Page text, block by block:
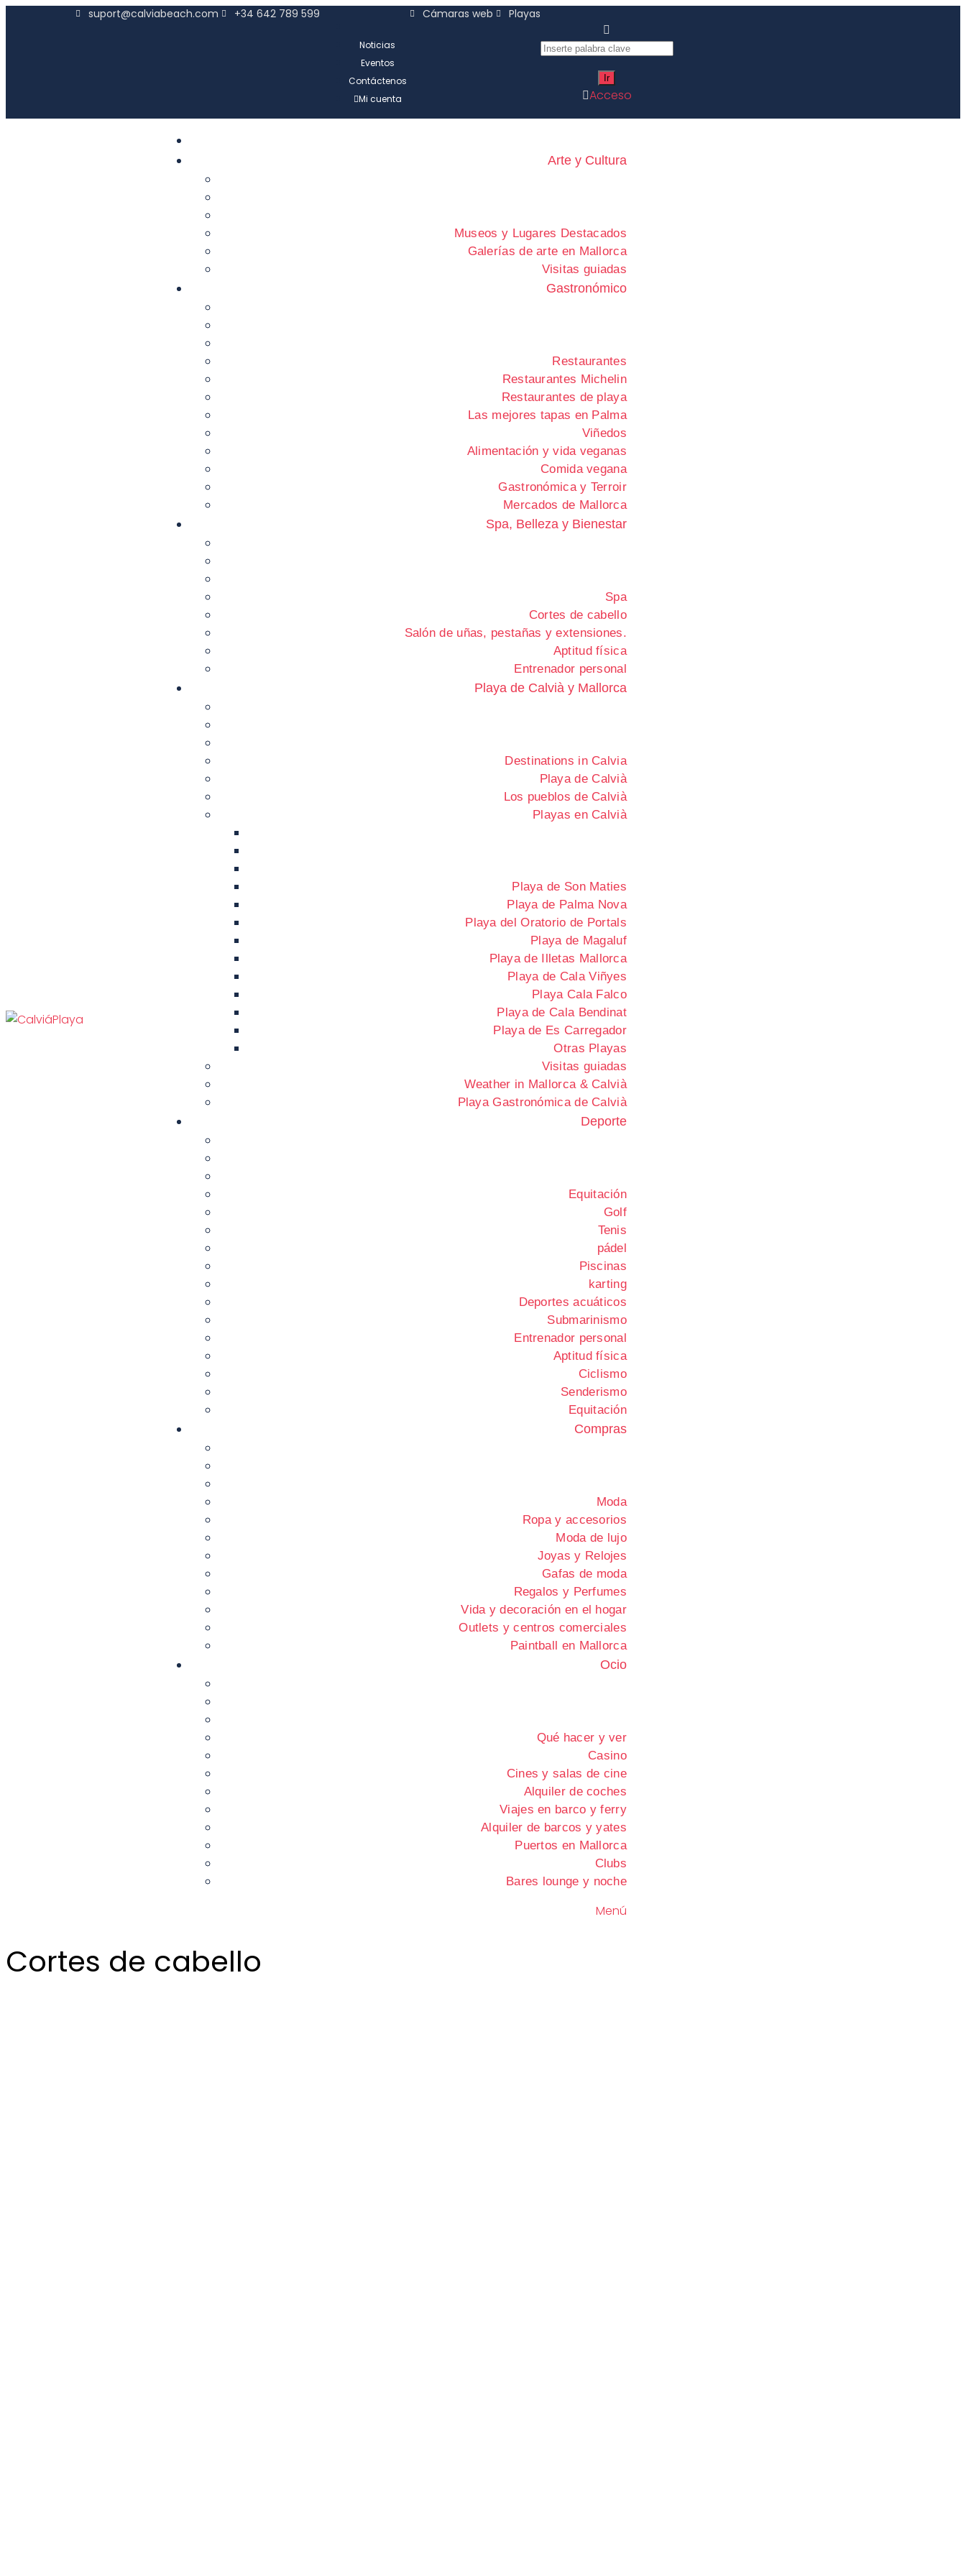
suport@calviabeach.com +34 642 789 599
Noticias
Eventos
Contáctenos
Mi cuenta
Cámaras web Playas
Acceso
Arte y Cultura
Museos y Lugares Destacados
Galerías de arte en Mallorca
Visitas guiadas
Gastronómico
Restaurantes
Restaurantes Michelin
Restaurantes de playa
Las mejores tapas en Palma
Viñedos
Alimentación y vida veganas
Comida vegana
Gastronómica y Terroir
Mercados de Mallorca
Spa, Belleza y Bienestar
Spa
Cortes de cabello
Salón de uñas, pestañas y extensiones.
Aptitud física
Entrenador personal
Playa de Calvià y Mallorca
Destinations in Calvia
Playa de Calvià
Los pueblos de Calvià
Playas en Calvià
Playa de Son Maties
Playa de Palma Nova
Playa del Oratorio de Portals
Playa de Magaluf
Playa de Illetas Mallorca
Playa de Cala Viñyes
Playa Cala Falco
Playa de Cala Bendinat
Playa de Es Carregador
Otras Playas
Visitas guiadas
Weather in Mallorca & Calvià
Playa Gastronómica de Calvià
Deporte
Equitación
Golf
Tenis
pádel
Piscinas
karting
Deportes acuáticos
Submarinismo
Entrenador personal
Aptitud física
Ciclismo
Senderismo
Equitación
Compras
Moda
Ropa y accesorios
Moda de lujo
Joyas y Relojes
Gafas de moda
Regalos y Perfumes
Vida y decoración en el hogar
Outlets y centros comerciales
Paintball en Mallorca
Ocio
Qué hacer y ver
Casino
Cines y salas de cine
Alquiler de coches
Viajes en barco y ferry
Alquiler de barcos y yates
Puertos en Mallorca
Clubs
Bares lounge y noche
Menú
Cortes de cabello